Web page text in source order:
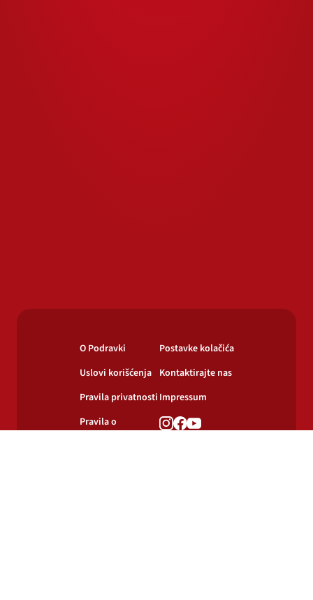
O Podravki
Uslovi korišćenja
Pravila privatnosti
Pravila o
Postavke kolačića
Kontaktirajte nas
Impressum